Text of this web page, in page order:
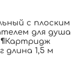
с плоским
для душа
длина 1,5 м